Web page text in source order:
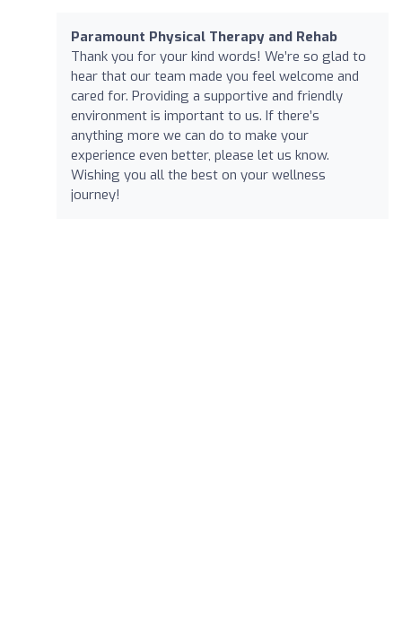
Paramount Physical Therapy and Rehab
Thank you for your kind words! We’re so glad to
hear that our team made you feel welcome and
cared for. Providing a supportive and friendly
environment is important to us. If there’s
anything more we can do to make your
experience even better, please let us know.
Wishing you all the best on your wellness
journey!